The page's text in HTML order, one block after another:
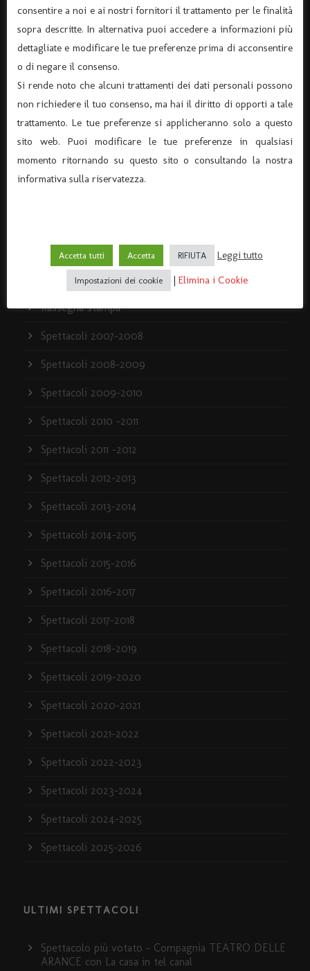
Home Teatro Dante
Dove siamo
I servizi
Policy e Privacy
La storia del Teatro Dante
ARCHIVIO
Archivio Spettacoli
Rassegna stampa
Spettacoli 2007-2008
Spettacoli 2008-2009
Spettacoli 2009-2010
Spettacoli 2010 -2011
Spettacoli 2011 -2012
Spettacoli 2012-2013
Spettacoli 2013-2014
Spettacoli 2014-2015
Spettacoli 2015-2016
Spettacoli 2016-2017
Spettacoli 2017-2018
Spettacoli 2018-2019
Spettacoli 2019-2020
Spettacoli 2020-2021
Spettacoli 2021-2022
Spettacoli 2022-2023
Spettacoli 2023-2024
Spettacoli 2024-2025
Spettacoli 2025-2026
ULTIMI SPETTACOLI
Spettacolo più votato – Compagnia TEATRO DELLE
ARANCE con La casa in tel canal
consentire a noi e ai nostri fornitori il trattamento per le finalità
sopra descritte. In alternativa puoi accedere a informazioni più
dettagliate e modificare le tue preferenze prima di acconsentire
o di negare il consenso.
Si rende noto che alcuni trattamenti dei dati personali possono
non richiedere il tuo consenso, ma hai il diritto di opporti a tale
trattamento. Le tue preferenze si applicheranno solo a questo
sito web. Puoi modificare le tue preferenze in qualsiasi
momento ritornando su questo sito o consultando la nostra
informativa sulla riservatezza.
Accetta tutti Accetta RIFIUTA Leggi tutto
Impostazioni dei cookie | Elimina i Cookie